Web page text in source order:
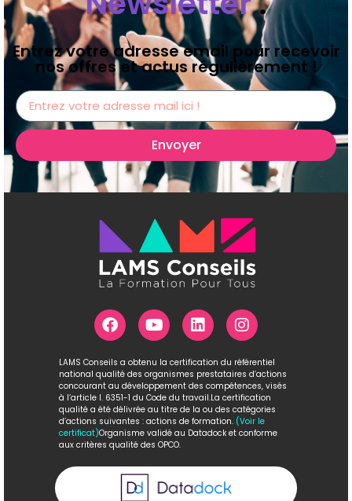
Entrez votre adresse email pour recevoir
nos offres et actus régulièrement !
Envoyer
LAMS Conseils a obtenu la certification du référentiel
national qualité des organismes prestataires d’actions
concourant au développement des compétences, visés
à l’article l. 6351-1 du Code du travail.La certification
qualité a été délivrée au titre de la ou des catégories
d’actions suivantes : actions de formation. (Voir le
certificat)Organisme validé au Datadock et conforme
aux critères qualité des OPCO.